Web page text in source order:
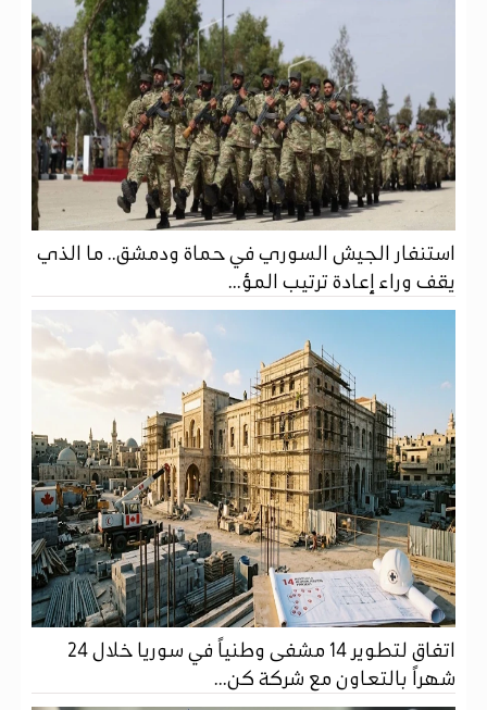
استنفار الجيش السوري في حماة ودمشق.. ما الذي
يقف وراء إعادة ترتيب المؤ...
اتفاق لتطوير 14 مشفى وطنياً في سوريا خلال 24
شهراً بالتعاون مع شركة كن...